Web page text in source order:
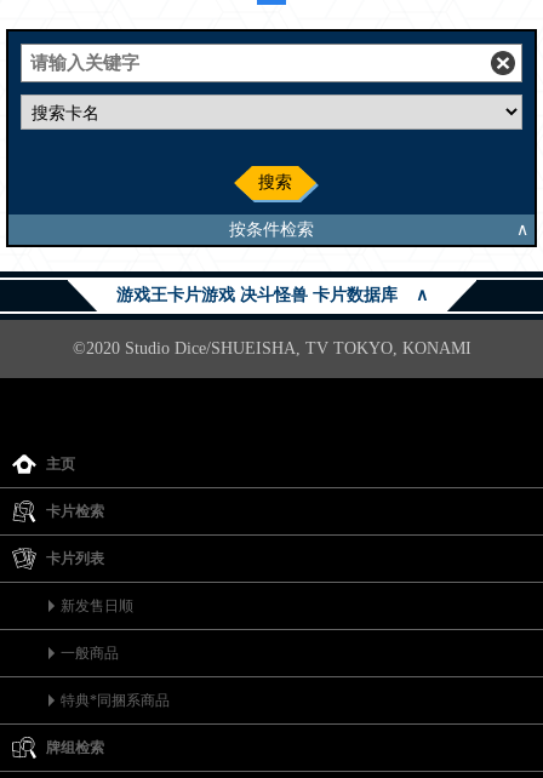
搜索
按条件检索 ∧
游戏王卡片游戏 决斗怪兽 卡片数据库 ∧
©2020 Studio Dice/SHUEISHA, TV TOKYO, KONAMI
主页
卡片检索
卡片列表
新发售日顺
一般商品
特典*同捆系商品
牌组检索